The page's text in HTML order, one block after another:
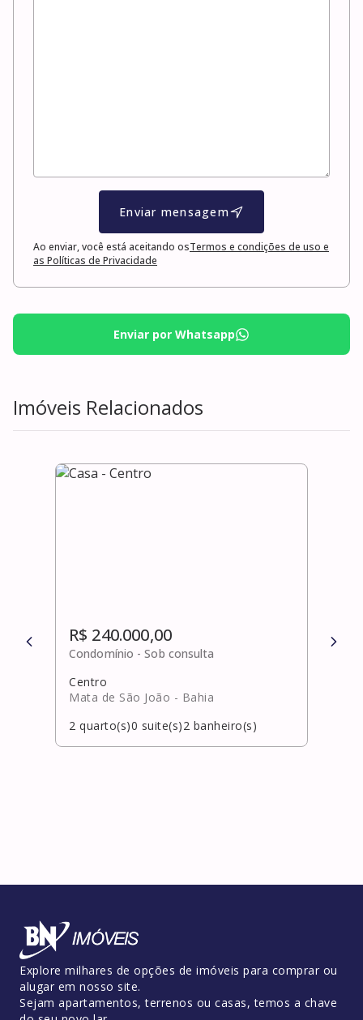
Enviar mensagem
Ao enviar, você está aceitando osTermos e condições de uso e
as Políticas de Privacidade
Enviar por Whatsapp
Imóveis Relacionados
R$ 240.000,00
Condomínio -Sob consulta
Centro
Mata de São João - Bahia
2 quarto(s)0 suite(s)2 banheiro(s)
R$
Explore milhares de opções de imóveis para comprar ou
alugar em nosso site.
Sejam apartamentos, terrenos ou casas, temos a chave